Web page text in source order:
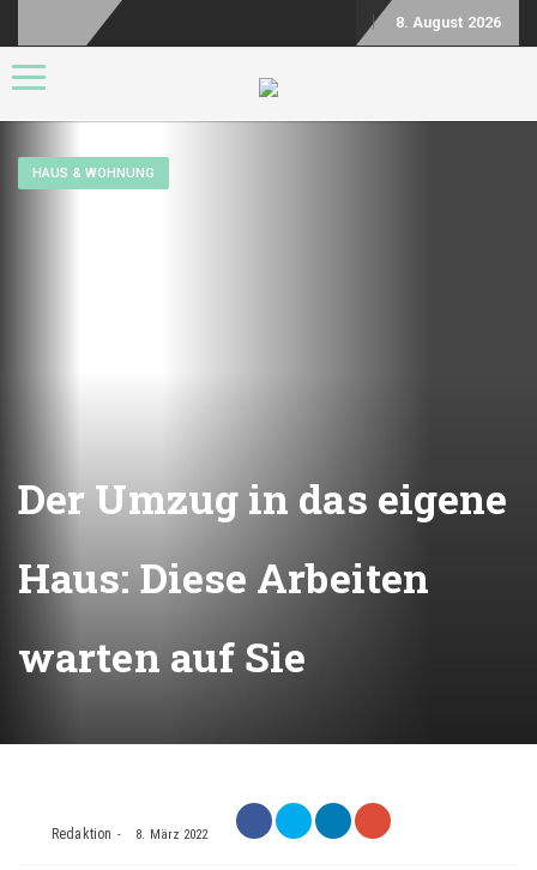
8. August 2026
Toggle navigation
HAUS & WOHNUNG
Der Umzug in das eigene
Haus: Diese Arbeiten
warten auf Sie
Redaktion 8. März 2022